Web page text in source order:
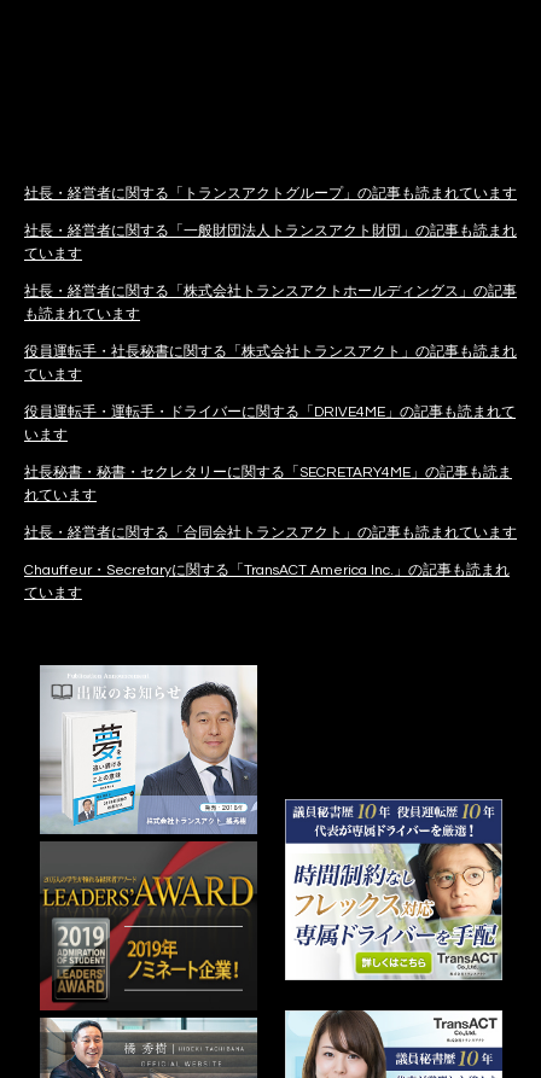
社長・経営者に関する「トランスアクトグループ」の記事も読まれています
社長・経営者に関する「一般財団法人トランスアクト財団」の記事も読まれ
ています
社長・経営者に関する「株式会社トランスアクトホールディングス」の記事
も読まれています
役員運転手・社長秘書に関する「株式会社トランスアクト」の記事も読まれ
ています
役員運転手・運転手・ドライバーに関する「DRIVE4ME」の記事も読まれて
います
社長秘書・秘書・セクレタリーに関する「SECRETARY4ME」の記事も読ま
れています
社長・経営者に関する「合同会社トランスアクト」の記事も読まれています
Chauffeur・Secretaryに関する「TransACT America Inc.」の記事も読まれ
ています